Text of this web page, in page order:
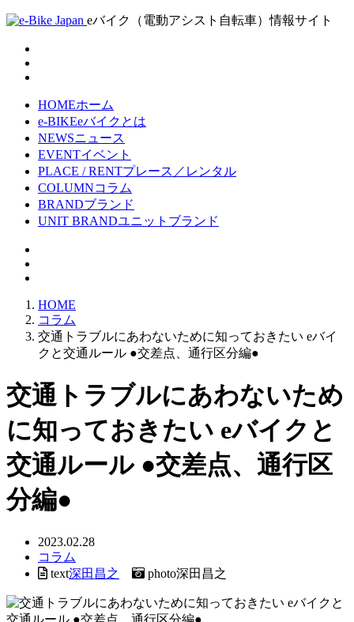
eバイク（電動アシスト自転車）情報サイト
HOMEホーム
e-BIKEeバイクとは
NEWSニュース
EVENTイベント
PLACE / RENTプレース／レンタル
COLUMNコラム
BRANDブランド
UNIT BRANDユニットブランド
HOME
コラム
交通トラブルにあわないために知っておきたい eバイ
クと交通ルール ●交差点、通行区分編●
交通トラブルにあわないため
に知っておきたい eバイクと
交通ルール ●交差点、通行区
分編●
2023.02.28
コラム
text深田昌之 photo深田昌之